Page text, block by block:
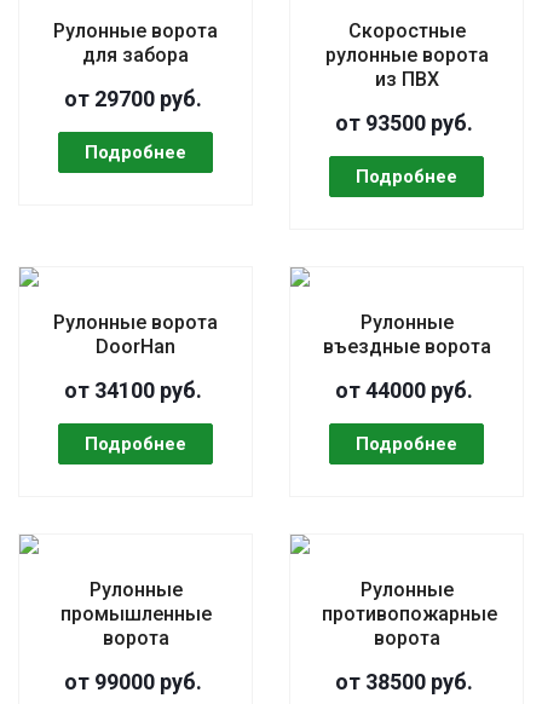
Рулонные ворота
для забора
от 29700 руб.
Скоростные
рулонные ворота
из ПВХ
от 93500 руб.
Рулонные ворота
DoorHan
от 34100 руб.
Рулонные
въездные ворота
от 44000 руб.
Рулонные
промышленные
ворота
от 99000 руб.
Рулонные
противопожарные
ворота
от 38500 руб.